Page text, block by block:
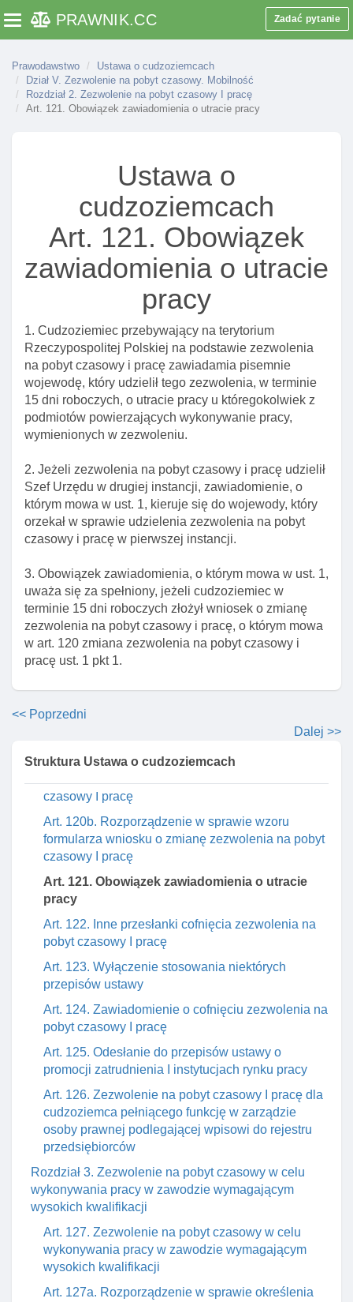
Toggle navigation
PRAWNIK.CC Zadać pytanie
Prawodawstwo
Ustawa o cudzoziemcach
Dział V. Zezwolenie na pobyt czasowy. Mobilność
Rozdział 2. Zezwolenie na pobyt czasowy I pracę
Art. 121. Obowiązek zawiadomienia o utracie pracy
Ustawa o
cudzoziemcach
Art. 121. Obowiązek
zawiadomienia o utracie
pracy
1. Cudzoziemiec przebywający na terytorium
Rzeczypospolitej Polskiej na podstawie zezwolenia
na pobyt czasowy i pracę zawiadamia pisemnie
wojewodę, który udzielił tego zezwolenia, w terminie
15 dni roboczych, o utracie pracy u któregokolwiek z
podmiotów powierzających wykonywanie pracy,
wymienionych w zezwoleniu.
2. Jeżeli zezwolenia na pobyt czasowy i pracę udzielił
Szef Urzędu w drugiej instancji, zawiadomienie, o
którym mowa w ust. 1, kieruje się do wojewody, który
orzekał w sprawie udzielenia zezwolenia na pobyt
czasowy i pracę w pierwszej instancji.
3. Obowiązek zawiadomienia, o którym mowa w ust. 1,
uważa się za spełniony, jeżeli cudzoziemiec w
terminie 15 dni roboczych złożył wniosek o zmianę
zezwolenia na pobyt czasowy i pracę, o którym mowa
w art. 120 zmiana zezwolenia na pobyt czasowy i
pracę ust. 1 pkt 1.
<< Poprzedni
Dalej >>
Struktura Ustawa o cudzoziemcach
Art. 93. środki odwoławcze od decyzji o cofnięciu
Art. 94. Wydanie I wykonanie decyzji o cofnięciu
lub unieważnieniu wizy
Art. 95. Informacja o unieważnieniu lub cofnięciu
wizy schengen wydanej przez inne państwo
Art. 96a. Opinia ministra w sprawie cofnięcia
wydanej wizy krajowej
Art. 97. Delegacja ustawowa
Dział V. Zezwolenie na pobyt czasowy. Mobilność
Rozdział 2. Zezwolenie na pobyt czasowy I pracę
Art. 114. Przesłanki udzielenia zezwolenia na
pobyt czasowy I pracę
Art. 114a. Rozporządzenie w sprawie określenia
limitu udzielanych zezwoleń na pobyt czasowy I
pracę
Art. 115. Obowiązek spełnienia wymogów
określonych odrębnymi przepisami
Art. 116. Przesłanki odmowy wszczęcia
postępowania w sprawie zezwolenia na pobyt
czasowy I pracę
Art. 117. Przesłanki odmowy zezwolenia na pobyt
czasowy I pracę
Art. 117a. Przesłanki odmowy udzielenia
zezwolenia na pobyt czasowy
Art. 117b. Odpowiednie stosowanie przepisów
ustawy o promocji zatrudnienia I instytucjach rynku
pracy
Art. 118. Elementy decyzji o udzieleniu zezwolenia
Art. 119. Zmiana danych pracodawcy cudzoziemca
Art. 120. Zmiana zezwolenia na pobyt czasowy I
pracę
czasowy I pracę
Art. 120b. Rozporządzenie w sprawie wzoru
formularza wniosku o zmianę zezwolenia na pobyt
czasowy I pracę
Art. 121. Obowiązek zawiadomienia o utracie
pracy
Art. 122. Inne przesłanki cofnięcia zezwolenia na
pobyt czasowy I pracę
Art. 123. Wyłączenie stosowania niektórych
przepisów ustawy
Art. 124. Zawiadomienie o cofnięciu zezwolenia na
pobyt czasowy I pracę
Art. 125. Odesłanie do przepisów ustawy o
promocji zatrudnienia I instytucjach rynku pracy
Art. 126. Zezwolenie na pobyt czasowy I pracę dla
cudzoziemca pełniącego funkcję w zarządzie
osoby prawnej podlegającej wpisowi do rejestru
przedsiębiorców
Rozdział 3. Zezwolenie na pobyt czasowy w celu
wykonywania pracy w zawodzie wymagającym
wysokich kwalifikacji
Art. 127. Zezwolenie na pobyt czasowy w celu
wykonywania pracy w zawodzie wymagającym
wysokich kwalifikacji
Art. 127a. Rozporządzenie w sprawie określenia